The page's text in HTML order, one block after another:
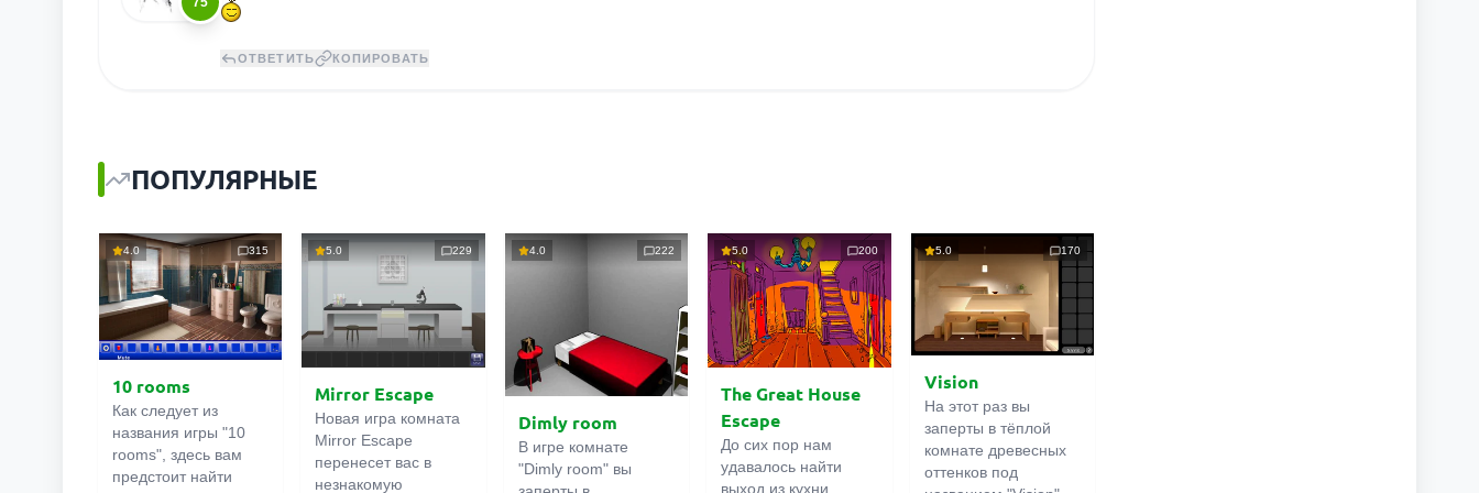
ОТВЕТИТЬ КОПИРОВАТЬ
ПОПУЛЯРНЫЕ
4.0 315
10 rooms
Как следует из
названия игры "10
rooms", здесь вам
предстоит найти
5.0 229
Mirror Escape
Новая игра комната
Mirror Escape
перенесет вас в
незнакомую
4.0 222
Dimly room
В игре комнате
"Dimly room" вы
5.0 200
The Great House
Escape
До сих пор нам
удавалось найти
выход из кухни,
5.0 170
Vision
На этот раз вы
заперты в тёплой
комнате древесных
оттенков под